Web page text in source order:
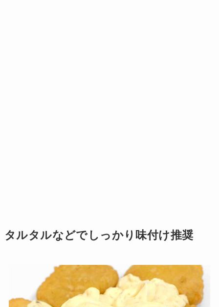
タルタルなどでしっかり味付け推奨